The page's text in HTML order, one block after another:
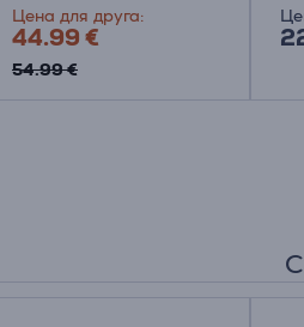
Цена для друга:
44.99 €
54.99 €